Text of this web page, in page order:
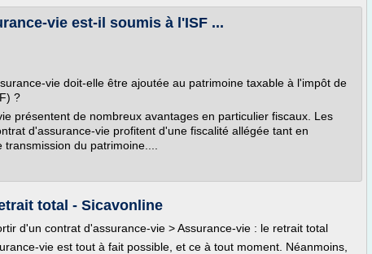
vie est-il soumis à l'ISF ...
vie doit-elle être ajoutée au patrimoine taxable à l'impôt de
?
présentent de nombreux avantages en particulier fiscaux. Les
d'assurance-vie profitent d'une fiscalité allégée tant en
du patrimoine....
total - Sicavonline
d'un contrat d'assurance-vie > Assurance-vie : le retrait total
vie est tout à fait possible, et ce à tout moment. Néanmoins,